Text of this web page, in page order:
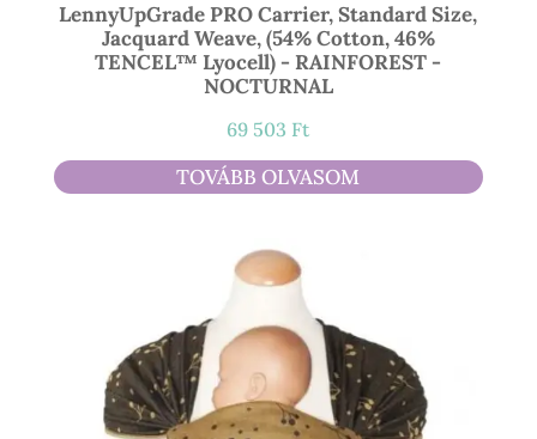
LennyUpGrade PRO Carrier, Standard Size,
Jacquard Weave, (54% Cotton, 46%
TENCEL™ Lyocell) - RAINFOREST -
NOCTURNAL
69 503 Ft
TOVÁBB OLVASOM